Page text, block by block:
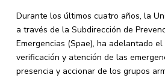
Durante los últimos cuatro años, la
a través de la Subdirección de
Emergencias (Spae), ha adelantado el
verificación y atención de las
presencia y accionar de los grupos